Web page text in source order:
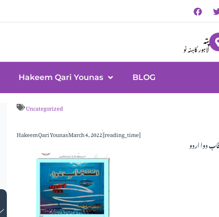
پتہ
لاہور کاہنہ نو
Hakeem Qari Younas BLOG
Uncategorized
Hakeem Qari YounasMarch 4, 2022[reading_time]
دوا اردو